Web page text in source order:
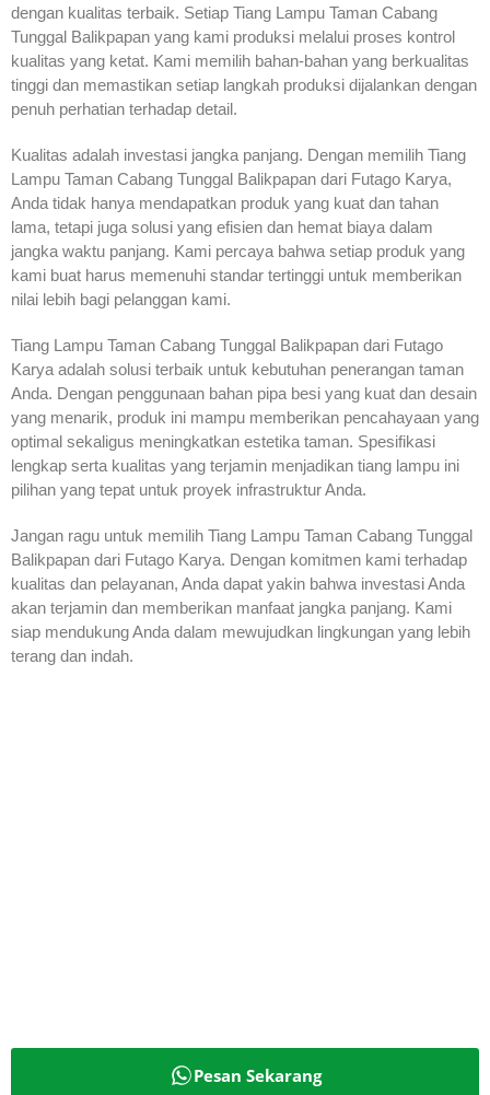
dengan kualitas terbaik. Setiap Tiang Lampu Taman Cabang
Tunggal Balikpapan yang kami produksi melalui proses kontrol
kualitas yang ketat. Kami memilih bahan-bahan yang berkualitas
tinggi dan memastikan setiap langkah produksi dijalankan dengan
penuh perhatian terhadap detail.
Kualitas adalah investasi jangka panjang. Dengan memilih Tiang
Lampu Taman Cabang Tunggal Balikpapan dari Futago Karya,
Anda tidak hanya mendapatkan produk yang kuat dan tahan
lama, tetapi juga solusi yang efisien dan hemat biaya dalam
jangka waktu panjang. Kami percaya bahwa setiap produk yang
kami buat harus memenuhi standar tertinggi untuk memberikan
nilai lebih bagi pelanggan kami.
Tiang Lampu Taman Cabang Tunggal Balikpapan dari Futago
Karya adalah solusi terbaik untuk kebutuhan penerangan taman
Anda. Dengan penggunaan bahan pipa besi yang kuat dan desain
yang menarik, produk ini mampu memberikan pencahayaan yang
optimal sekaligus meningkatkan estetika taman. Spesifikasi
lengkap serta kualitas yang terjamin menjadikan tiang lampu ini
pilihan yang tepat untuk proyek infrastruktur Anda.
Jangan ragu untuk memilih Tiang Lampu Taman Cabang Tunggal
Balikpapan dari Futago Karya. Dengan komitmen kami terhadap
kualitas dan pelayanan, Anda dapat yakin bahwa investasi Anda
akan terjamin dan memberikan manfaat jangka panjang. Kami
siap mendukung Anda dalam mewujudkan lingkungan yang lebih
terang dan indah.
Pesan Sekarang